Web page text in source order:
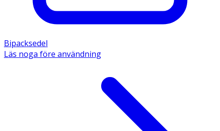
Bipacksedel
Läs noga före användning